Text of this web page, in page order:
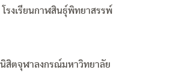
รงเรียนกาฬสินธุ์พิทยาสรรพ์
สิตจุฬาลงกรณ์มหาวิทยาลัย